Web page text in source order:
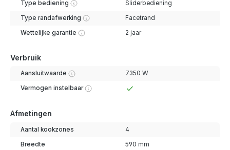
Type bediening Sliderbediening
Type randafwerking Facetrand
Wettelijke garantie 2 jaar
Verbruik
Aansluitwaarde 7350 W
Vermogen instelbaar
Afmetingen
Aantal kookzones 4
Breedte 590 mm